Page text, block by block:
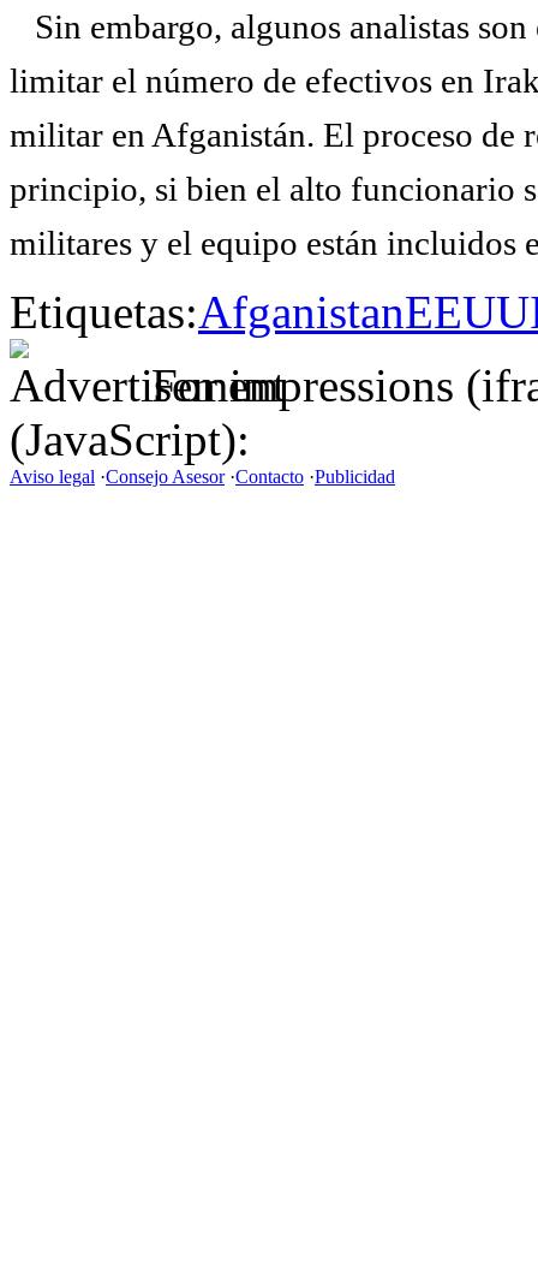
Sin embargo, algunos analistas
limitar el número de efectivos en
militar en Afganistán. El proceso de
principio, si bien el alto funcionario
militares y el equipo están incluidos
Etiquetas:AfganistanEEUU
For impressions
(JavaScript):
Aviso legal ·Consejo Asesor·Contacto ·Publicidad